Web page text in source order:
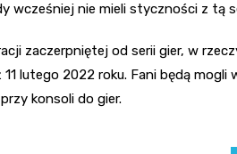
wcześniej nie mieli styczności z tą
zaczerpniętej od serii gier, w
lutego 2022 roku. Fani będą mogli
konsoli do gier.